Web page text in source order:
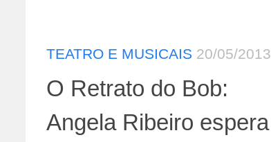
TEATRO E MUSICAIS 20/05/2013
O Retrato do Bob:
Angela Ribeiro espera